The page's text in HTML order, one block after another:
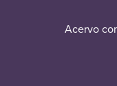
Acervo